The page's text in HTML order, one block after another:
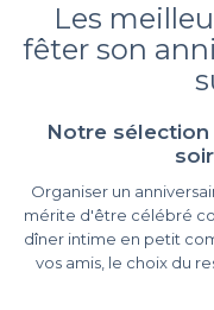
Les
fêter son
Notre
Organiser un
mérite d'être célébré
dîner intime en petit
vos amis, le choix du
l'ambiance de votre